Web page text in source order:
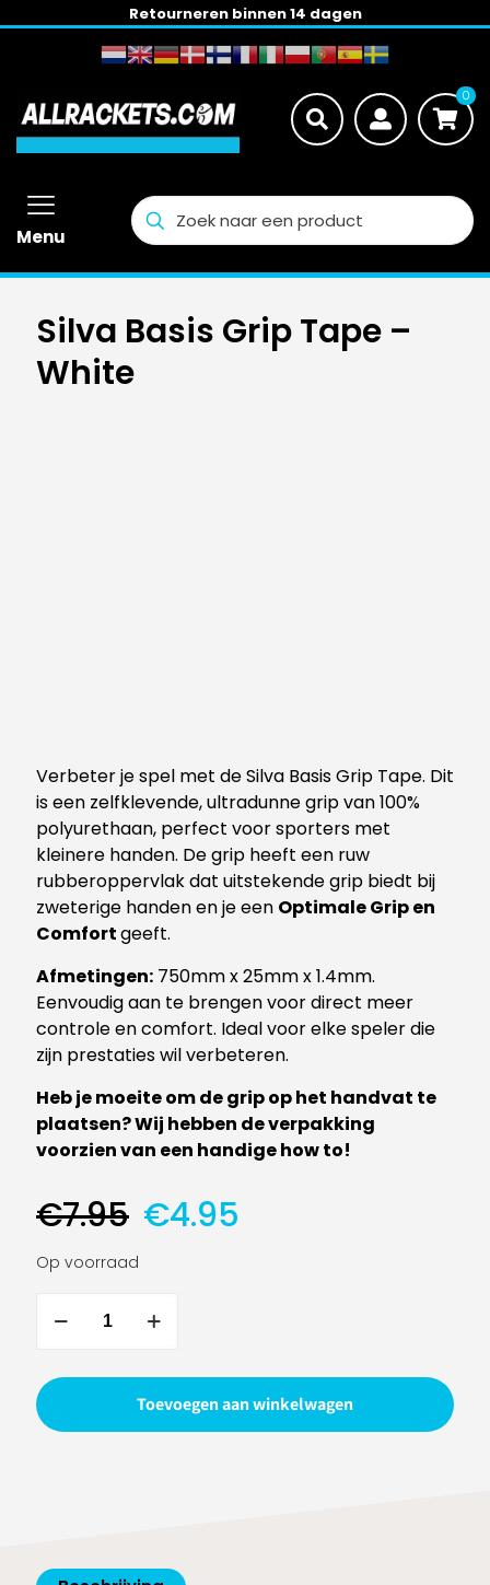
Retourneren binnen 14 dagen
0
Menu
Silva Basis Grip Tape –
White
Verbeter je spel met de Silva Basis Grip Tape. Dit
is een zelfklevende, ultradunne grip van 100%
polyurethaan, perfect voor sporters met
kleinere handen. De grip heeft een ruw
rubberoppervlak dat uitstekende grip biedt bij
zweterige handen en je een Optimale Grip en
Comfortgeeft.
Afmetingen: 750mm x 25mm x 1.4mm.
Eenvoudig aan te brengen voor direct meer
controle en comfort. Ideal voor elke speler die
zijn prestaties wil verbeteren.
Heb je moeite om de grip op het handvat te
plaatsen? Wij hebben de verpakking
voorzien van een handige how to!
€7.95 Oorspronkelijke
prijs
€4.95
Op voorraad
Tape
-
White
Toevoegen aan winkelwagen